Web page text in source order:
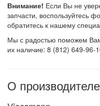
Внимание! Если Вы не
запчасти, воспользуйтесь
обратитесь к нашему
Мы с радостью поможем
их наличие: 8 (812) 649-96-
О производителе